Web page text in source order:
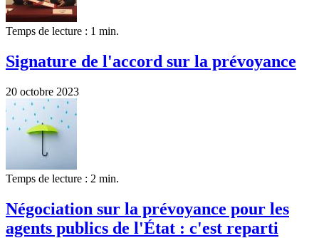
Temps de lecture : 1 min.
Signature de l'accord sur la prévoyance
20 octobre 2023
Temps de lecture : 2 min.
Négociation sur la prévoyance pour les
agents publics de l'État : c'est reparti